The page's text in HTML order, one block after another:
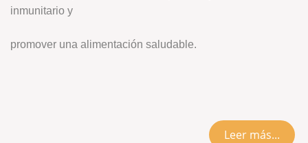
inmunitario y
promover una alimentación saludable.
Leer más...